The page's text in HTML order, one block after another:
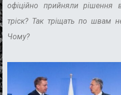
офіційно прийняли рішення
тріск? Так тріщать по швам
Чому?